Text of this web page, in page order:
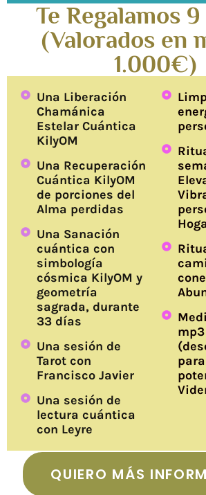
Te Regalamos
(Valorados en
1.000€)
Una Liberación
Chamánica
Estelar Cuántica
KilyOM
Una Recuperación
Cuántica KilyOM
de porciones del
Alma perdidas
Una Sanación
cuántica con
simbología
cósmica KilyOM y
geometría
sagrada, durante
33 días
Una sesión de
Tarot con
Francisco Javier
Una sesión de
lectura cuántica
con Leyre
mp3
QUIERO MÁS